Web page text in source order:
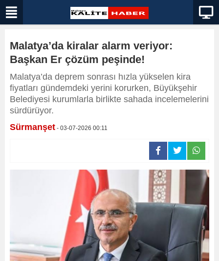
Malatya’da kiralar alarm veriyor:
Başkan Er çözüm peşinde!
Malatya’da deprem sonrası hızla yükselen kira
fiyatları gündemdeki yerini korurken, Büyükşehir
Belediyesi kurumlarla birlikte sahada incelemelerini
sürdürüyor.
Sürmanşet - 03-07-2026 00:11